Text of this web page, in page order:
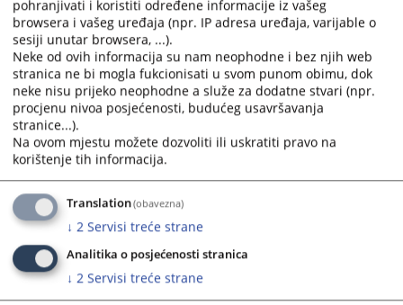
pohranjivati i koristiti određene informacije iz vašeg
browsera i vašeg uređaja (npr. IP adresa uređaja, varijable o
sesiji unutar browsera, ...).
Neke od ovih informacija su nam neophodne i bez njih web
stranica ne bi mogla fukcionisati u svom punom obimu, dok
neke nisu prijeko neophodne a služe za dodatne stvari (npr.
procjenu nivoa posjećenosti, budućeg usavršavanja
stranice...).
Na ovom mjestu možete dozvoliti ili uskratiti pravo na
korištenje tih informacija.
Translation(obavezna)
↓ 2 Servisi treće strane
Analitika o posjećenosti stranica
↓ 2 Servisi treće strane